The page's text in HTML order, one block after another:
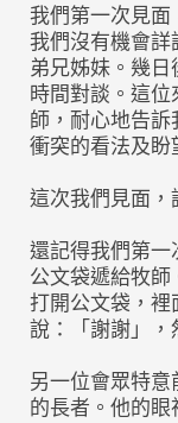
我們第一次見
我們沒有機會
弟兄姊妹。幾
時間對談。這
師，耐心地告
衝突的看法及盼
這次我們見面，
還記得我們第
公文袋遞給牧
打開公文袋，
說：「謝謝」，
另一位會眾特
的長者。他的眼